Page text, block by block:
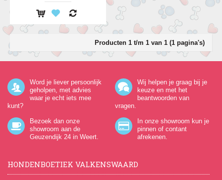
Producten 1 t/m 1 van 1 (1 pagina's)
Word je liever persoonlijk
geholpen, met advies
waar je echt iets mee
kunt?
Wij helpen je graag bij je
keuze en met het
beantwoorden van
vragen.
Bezoek dan onze
showroom aan de
Geuzendijk 24 in Weert.
In onze showroom kun je
pinnen of contant
afrekenen.
HONDENBOETIEK VALKENSWAARD